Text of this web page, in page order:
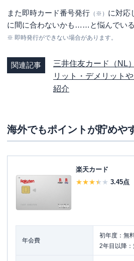
また即時カード番号発行 （※） に対応
に間に合わないかも……と悩んでいる
※ 即時発行ができない場合があります。
関連記事
三井住友カード（NL
リット・デメリット
紹介
海外でもポイントが貯めや
楽天カード
3.45点
年会費
初年度：無
2年目以降